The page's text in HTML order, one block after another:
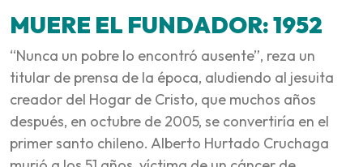
MUERE EL FUNDADOR: 1952
“Nunca un pobre lo encontró ausente”, reza un
titular de prensa de la época, aludiendo al jesuita
creador del Hogar de Cristo, que muchos años
después, en octubre de 2005, se convertiría en el
primer santo chileno. Alberto Hurtado Cruchaga